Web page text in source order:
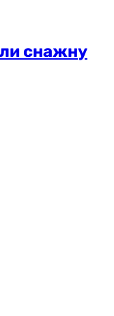
снажну